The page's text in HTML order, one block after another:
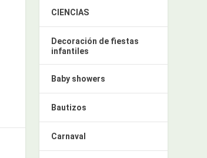
CIENCIAS
Decoración de fiestas
infantiles
Baby showers
Bautizos
Carnaval